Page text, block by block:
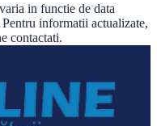
in functie de data
informatii actualizate,
contactati.